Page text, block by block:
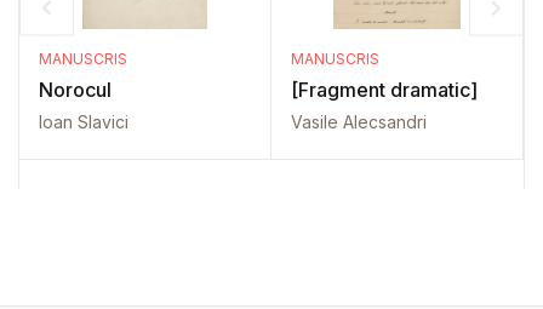
MANUSCRIS
Norocul
Ioan Slavici
MANUSCRIS
[Fragment dramatic]
Vasile Alecsandri